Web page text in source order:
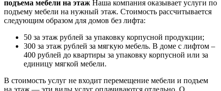
подъема мебели на этаж Наша компания оказывает услуги по
подъему мебели на нужный этаж. Стоимость рассчитывается
следующим образом для домов без лифта:
50 за этаж рублей за упаковку корпусной продукции;
300 за этаж рублей за мягкую мебель. В доме с лифтом –
400 рублей до квартиры за упаковку корпусной или за
единицу мягкой мебели.
В стоимость услуг не входит перемещение мебели и подъем
на этаж — эти виды услуг оплачиваются отдельно. О